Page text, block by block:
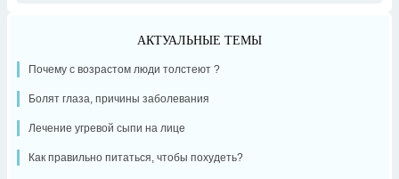
АКТУАЛЬНЫЕ ТЕМЫ
Почему с возрастом люди толстеют ?
Болят глаза, причины заболевания
Лечение угревой сыпи на лице
Как правильно питаться, чтобы похудеть?